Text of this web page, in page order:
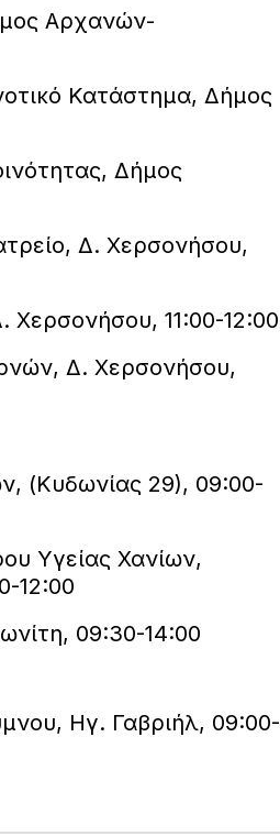
Αρχανών-
Κατάστημα, Δήμος
Δήμος
Δ. Χερσονήσου,
11:00-12:00
Δ. Χερσονήσου,
(Κυδωνίας 29), 09:00-
Υγείας Χανίων,
12:00
09:30-14:00
Ηγ. Γαβριήλ, 09:00-